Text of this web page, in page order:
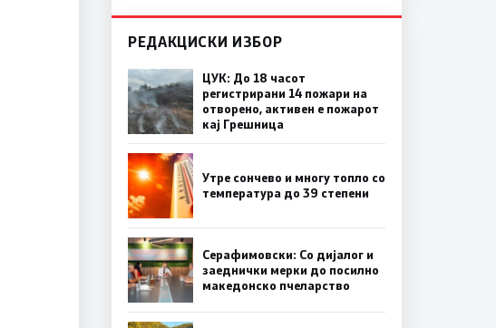
РЕДАКЦИСКИ ИЗБОР
ЦУК: До 18 часот
регистрирани 14 пожари на
отворено, активен е пожарот
кај Грешница
Утре сончево и многу топло со
температура до 39 степени
Серафимовски: Со дијалог и
заеднички мерки до посилно
македонско пчеларство